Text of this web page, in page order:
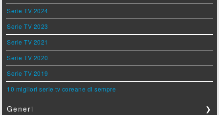
Serie TV 2024
Serie TV 2023
Serie TV 2021
Serie TV 2020
Serie TV 2019
10 migliori serie tv coreane di sempre
Generi ❯